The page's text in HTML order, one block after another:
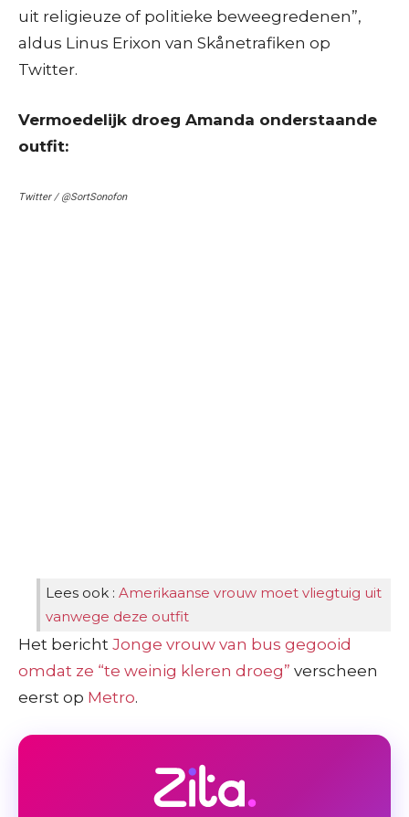
uit religieuze of politieke beweegredenen”,
aldus Linus Erixon van Skånetrafiken op
Twitter.
Vermoedelijk droeg Amanda onderstaande
outfit:
Twitter / @SortSonofon
Lees ook : Amerikaanse vrouw moet vliegtuig uit
vanwege deze outfit
Het bericht Jonge vrouw van bus gegooid
omdat ze “te weinig kleren droeg” verscheen
eerst op Metro.